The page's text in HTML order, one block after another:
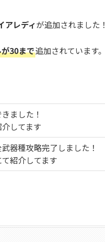
アレディが追加されました！
30まで追加されています。
ました！
してます
器種攻略完了しました！
紹介してます